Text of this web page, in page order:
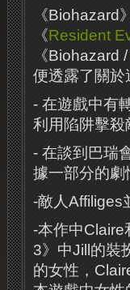
《Biohazard
《Resident
《Biohazard /
便透露了關
- 在遊戲中有
利用陷阱擊殺
- 在談到巴瑞
據一部分的劇
-敵人Affiliges
-本作中Claire
3》中Jill的裝
的女性，